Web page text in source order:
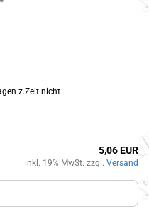
z.Zeit nicht
5,06 EUR
inkl. 19% MwSt. zzgl. Versand